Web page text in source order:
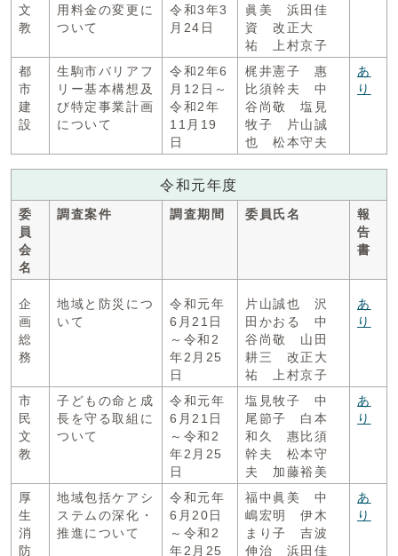
文
教
用料金の変更に
ついて
令和3年3
月24日
眞美 浜田佳
資 改正大
祐 上村京子
都
市
建
設
生駒市バリアフ
リー基本構想及
び特定事業計画
について
令和2年6
月12日～
令和2年
11月19
日
梶井憲子 惠
比須幹夫 中
谷尚敬 塩見
牧子 片山誠
也 松本守夫
あ
り
令和元年度
委
員
会
名
調査案件 調査期間 委員氏名
報
告
書
企
画
総
務
地域と防災につ
いて
令和元年
6月21日
～令和2
年2月25
日
片山誠也 沢
田かおる 中
谷尚敬 山田
耕三 改正大
祐 上村京子
あ
り
市
民
文
教
子どもの命と成
長を守る取組に
ついて
令和元年
6月21日
～令和2
年2月25
日
塩見牧子 中
尾節子 白本
和久 惠比須
幹夫 松本守
夫 加藤裕美
あ
り
厚
生
消
防
地域包括ケアシ
ステムの深化・
推進について
令和元年
6月20日
～令和2
年2月25
福中眞美 中
嶋宏明 伊木
まり子 吉波
伸治 浜田佳
あ
り